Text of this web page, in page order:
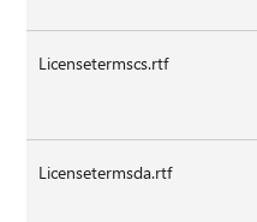
Licensetermscs.rtf
Licensetermsda.rtf